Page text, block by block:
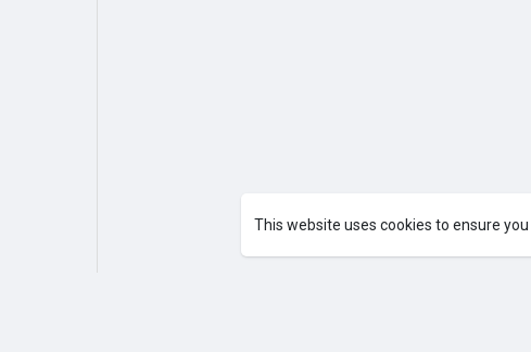
This website uses cookies to ensure